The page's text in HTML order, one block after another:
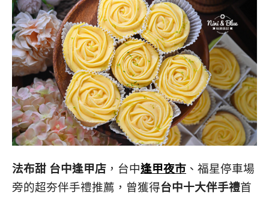
法布甜 台中逢甲店 ，台中逢甲夜市 、福星停車場
旁的超夯伴手禮推薦，曾獲得台中十大伴手禮首